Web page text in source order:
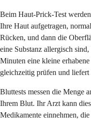
Beim Haut-Prick-Test
Ihre Haut aufgetragen,
Rücken, und dann die
eine Substanz allergisch
Minuten eine kleine
gleichzeitig prüfen und liefert
Bluttests messen die Menge
Ihrem Blut. Ihr Arzt kann
Medikamente einnehmen,